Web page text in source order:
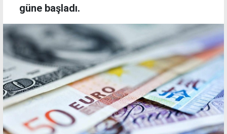
güne başladı.